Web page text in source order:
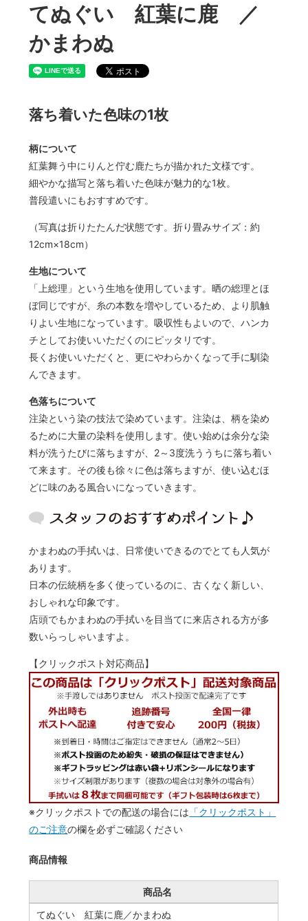
てぬぐい 紅葉に鹿 ／
かまわぬ
落ち着いた色味の1枚
柄について
紅葉舞う中にりんと佇む鹿たちが描かれた文様です。
細やかな描写と落ち着いた色味が魅力的な1枚。
普段遣いにもおすすめです。
（写真は折りたたんだ状態です。折り畳みサイズ：約
12cm×18cm）
生地について
「上総理」という生地を使用しています。晒の総理とほ
ぼ同じですが、糸の本数を増やしているため、より肌触
りよい生地になっています。吸収性もよいので、ハンカ
チとしてお使いいただくのにピッタリです。
長くお使いいただくと、更にやわらかくなって手に馴染
んできます。
色落ちについて
注染という染の技法で染めています。注染は、柄を染め
るために大量の染料を使用します。使い始めは余分な染
料が洗うたびに落ちますが、2～3度洗ううちに落ち着い
て来ます。その後も徐々に色は落ちますが、使い込むほ
どに味のある風合いになっていきます。
かまわぬの手拭いは、日常使いできるのでとても人気が
あります。
日本の伝統柄を多く使っているのに、古くなく新しい、
おしゃれな印象です。
店頭でもかまわぬの手拭いを目当てに来店される方が多
数いらっしゃいますよ。
【クリックポスト対応商品】
※クリックポストでの配送の場合には 「クリックポスト」
のご注意の欄を必ずご確認ください
商品情報
商品名
てぬぐい 紅葉に鹿／かまわぬ